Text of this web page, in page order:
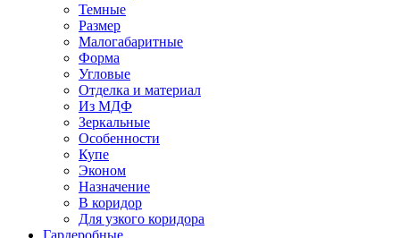
Темные
Размер
Малогабаритные
Форма
Угловые
Отделка и материал
Из МДФ
Зеркальные
Особенности
Купе
Эконом
Назначение
В коридор
Для узкого коридора
Гардеробные